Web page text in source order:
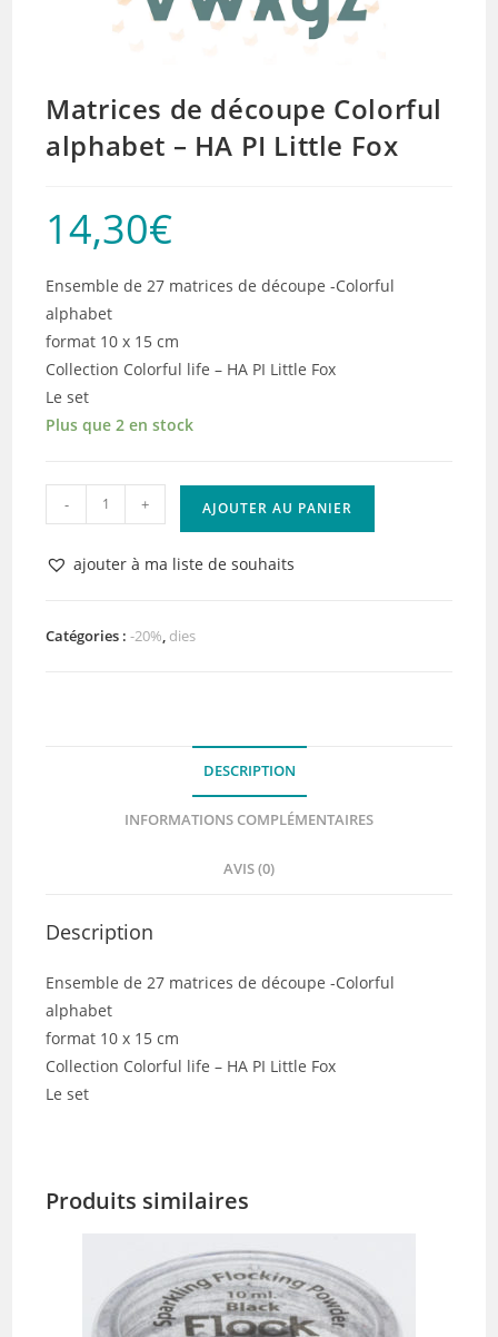
Matrices de découpe Colorful
alphabet – HA PI Little Fox
14,30€
Ensemble de 27 matrices de découpe -Colorful
alphabet
format 10 x 15 cm
Collection Colorful life – HA PI Little Fox
Le set
Plus que 2 en stock
quantité
de
Colorful
- + AJOUTER AU PANIER
ajouter à ma liste de souhaits
Catégories :-20%, dies
DESCRIPTION
INFORMATIONS COMPLÉMENTAIRES
AVIS (0)
Description
Ensemble de 27 matrices de découpe -Colorful
alphabet
format 10 x 15 cm
Collection Colorful life – HA PI Little Fox
Le set
Produits similaires